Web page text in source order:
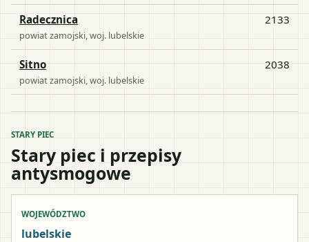
Radecznica
powiatzamojski , woj. lubelskie
2133
Sitno
powiatzamojski , woj. lubelskie
2038
STARY PIEC
Stary piec i przepisy
antysmogowe
WOJEWÓDZTWO
lubelskie